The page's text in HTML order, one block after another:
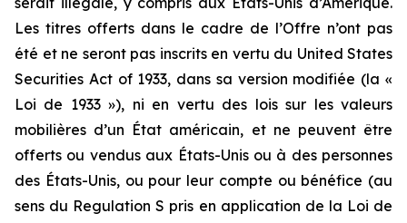
Les titres offerts dans le cadre de l’Offre n’ont pas
été et ne seront pas inscrits en vertu du United States
Securities Act of 1933, dans sa version modifiée (la «
Loi de 1933 »), ni en vertu des lois sur les valeurs
mobilières d’un État américain, et ne peuvent être
offerts ou vendus aux États-Unis ou à des personnes
des États-Unis, ou pour leur compte ou bénéfice (au
sens du Regulation S pris en application de la Loi de